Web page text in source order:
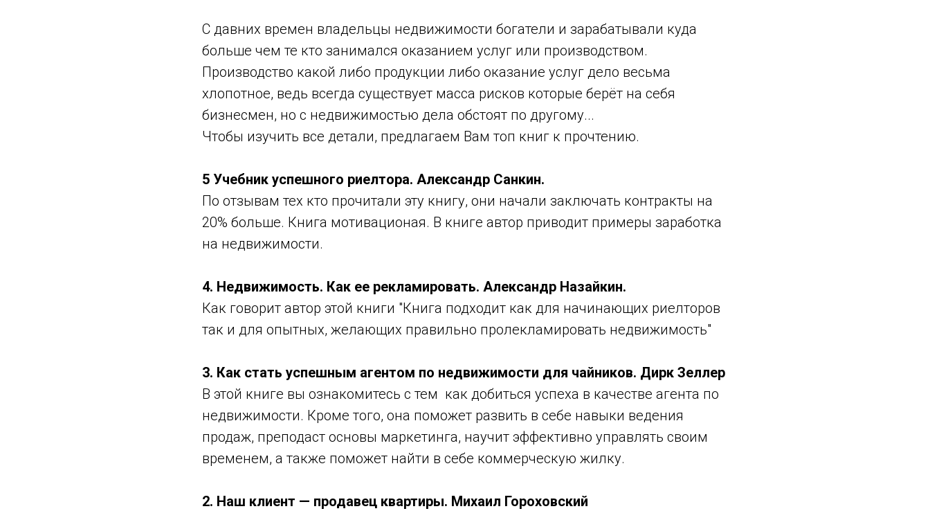
С давних времен владельцы недвижимости богатели и зарабатывали куда
больше чем те кто занимался оказанием услуг или производством.
Производство какой либо продукции либо оказание услуг дело весьма
хлопотное, ведь всегда существует масса рисков которые берёт на себя
бизнесмен, но с недвижимостью дела обстоят по другому...
Чтобы изучить все детали, предлагаем Вам топ книг к прочтению.
5 Учебник успешного риелтора. Александр Санкин.
По отзывам тех кто прочитали эту книгу, они начали заключать контракты на
20% больше. Книга мотивационая. В книге автор приводит примеры заработка
на недвижимости.
4. Недвижимость. Как ее рекламировать. Александр Назайкин.
Как говорит автор этой книги "Книга подходит как для начинающих риелторов
так и для опытных, желающих правильно пролекламировать недвижимость"
3. Как стать успешным агентом по недвижимости для чайников. Дирк Зеллер
В этой книге вы ознакомитесь с тем как добиться успеха в качестве агента по
недвижимости. Кроме того, она поможет развить в себе навыки ведения
продаж, преподаст основы маркетинга, научит эффективно управлять своим
временем, а также поможет найти в себе коммерческую жилку.
2. Наш клиент — продавец квартиры. Михаил Гороховский